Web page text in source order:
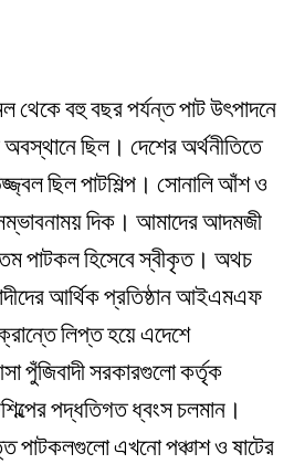
থেকে বহু বছর পর্যন্ত পাট উৎপাদনে
অবস্থানে ছিল। দেশের অর্থনীতিতে
ছিল পাটশিল্প। সোনালি আঁশ ও
দিক। আমাদের আদমজী
পাটকল হিসেবে স্বীকৃত। অথচ
আর্থিক প্রতিষ্ঠান আইএমএফ
লিপ্ত হয়ে এদেশে
পুঁজিবাদী সরকারগুলো কর্তৃক
পদ্ধতিগত ধ্বংস চলমান।
পাটকলগুলো এখনো পঞ্চাশ ও ষাটের